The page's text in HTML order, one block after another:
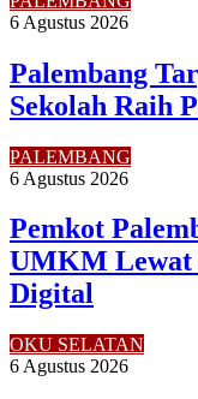
6 Agustus 2026
Palembang
Sekolah Raih
PALEMBANG
6 Agustus 2026
Pemkot
UMKM Lewat
Digital
OKU SELATAN
6 Agustus 2026